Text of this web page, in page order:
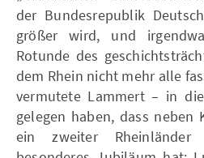
der Bundesrepublik
größer wird, und
Rotunde des
dem Rhein nicht mehr alle
vermutete Lammert – in
gelegen haben, dass neben
ein zweiter